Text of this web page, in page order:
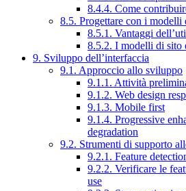
8.4.4. Come
8.5. Progettare con i modelli
8.5.1. Vantaggi
8.5.2. I modelli di sito
9. Sviluppo dell’interfaccia
9.1. Approccio allo sviluppo
9.1.1. Attività
9.1.2. Web design
9.1.3. Mobile first
9.1.4. Progressive
degradation
9.2. Strumenti di supporto
9.2.1. Feature
9.2.2. Verificare le
use